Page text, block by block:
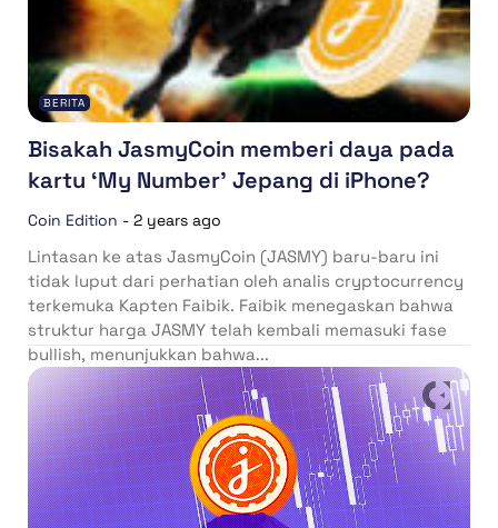
BERITA
Bisakah JasmyCoin memberi daya pada
kartu ‘My Number’ Jepang di iPhone?
Coin Edition - 2 years ago
Lintasan ke atas JasmyCoin (JASMY) baru-baru ini
tidak luput dari perhatian oleh analis cryptocurrency
terkemuka Kapten Faibik. Faibik menegaskan bahwa
struktur harga JASMY telah kembali memasuki fase
bullish, menunjukkan bahwa...